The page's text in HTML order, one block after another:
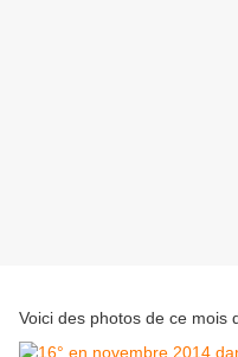
Voici des photos de ce mois